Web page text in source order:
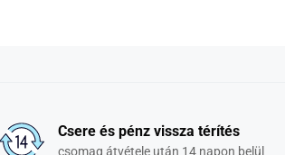
Csere és pénz vissza térítés
csomag átvétele után 14 napon belül